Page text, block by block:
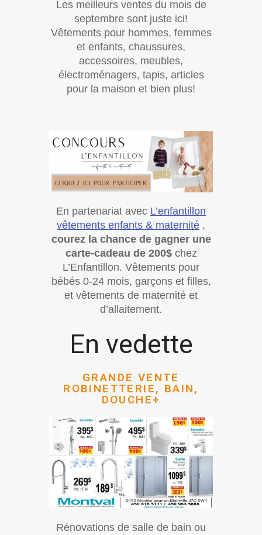
Les meilleurs ventes du mois de
septembre sont juste ici!
Vêtements pour hommes, femmes
et enfants, chaussures,
accessoires, meubles,
électroménagers, tapis, articles
pour la maison et bien plus!
En partenariat avec L’enfantillon
vêtements enfants & maternité ,
courez la chance de gagner une
carte-cadeau de 200$chez
L’Enfantillon. Vêtements pour
bébés 0-24 mois, garçons et filles,
et vêtements de maternité et
d’allaitement.
En vedette
GRANDE VENTE
ROBINETTERIE, BAIN,
DOUCHE+
Rénovations de salle de bain ou